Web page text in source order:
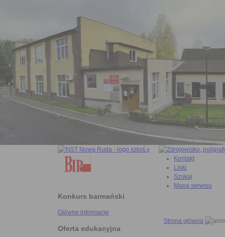
Konkurs barmański
Główne informacje
Oferta edukacyjna
Kontakt
Linki
Szukaj
Mapa serwisu
Strona główna